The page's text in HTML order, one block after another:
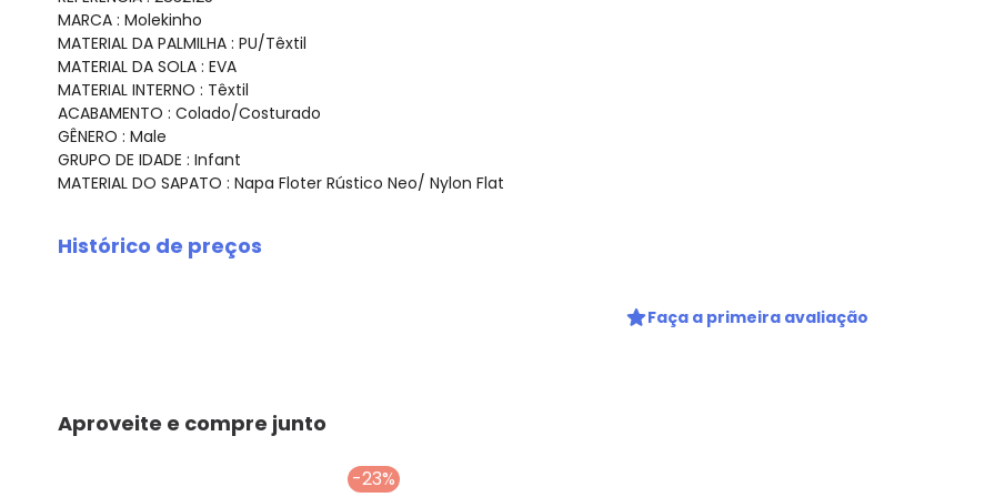
MARCA : Molekinho
MATERIAL DA PALMILHA : PU/Têxtil
MATERIAL DA SOLA : EVA
MATERIAL INTERNO : Têxtil
ACABAMENTO : Colado/Costurado
GÊNERO : Male
GRUPO DE IDADE : Infant
MATERIAL DO SAPATO : Napa Floter Rústico Neo/ Nylon Flat
Histórico de preços
abril/2026
Faça a primeira avaliação
Aproveite e compre junto
-23%